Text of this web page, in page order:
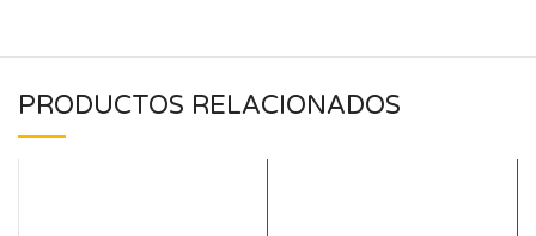
PRODUCTOS RELACIONADOS